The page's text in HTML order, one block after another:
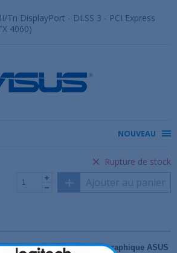
Tri DisplayPort - DLSS 3 - PCI Express
4060)
NOUVEAU
Rupture de stock
Ajouter au panier
Ada Lovelace, lacarte graphique ASUS